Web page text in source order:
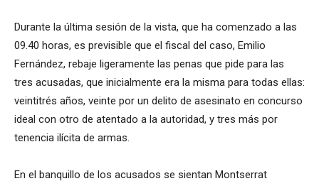
Durante la última sesión de la vista, que ha comenzado a las
09.40 horas, es previsible que el fiscal del caso, Emilio
Fernández, rebaje ligeramente las penas que pide para las
tres acusadas, que inicialmente era la misma para todas ellas:
veintitrés años, veinte por un delito de asesinato en concurso
ideal con otro de atentado a la autoridad, y tres más por
tenencia ilícita de armas.
En el banquillo de los acusados se sientan Montserrat